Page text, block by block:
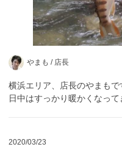
やまも / 店長
横浜エリア、店長のやまも
日中はすっかり暖かくなっ
2020/03/23